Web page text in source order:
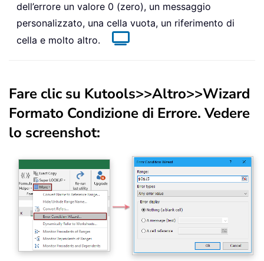
dell’errore un valore 0 (zero), un messaggio
personalizzato, una cella vuota, un riferimento di
cella e molto altro.
Fare clic su Kutools>>Altro>>Wizard
Formato Condizione di Errore. Vedere
lo screenshot: